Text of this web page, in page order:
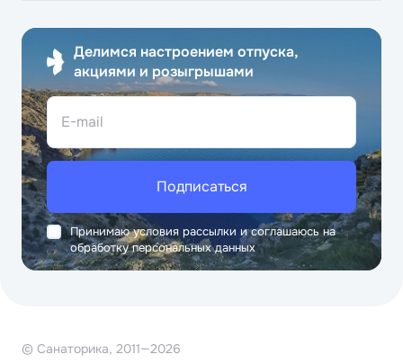
Делимся настроением отпуска,
акциями и розыгрышами
E-mail
Подписаться
Принимаю условия рассылки и соглашаюсь на
обработку персональных данных
© Санаторика, 2011—2026